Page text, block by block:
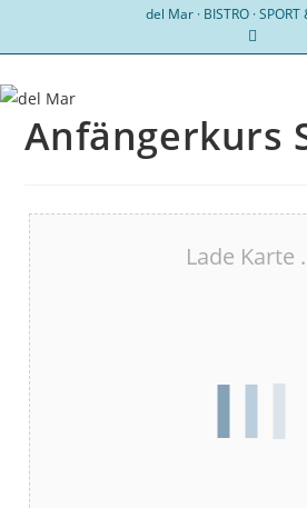
del Mar · BISTRO · SPORT
Anfängerkurs
Lade Karte